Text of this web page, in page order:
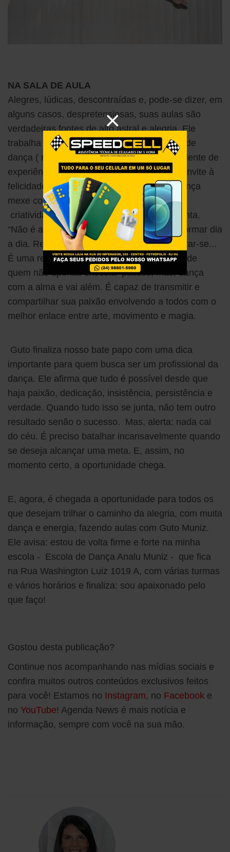
NA SALA DE AULA
Alegres, lúdicas, descontraídas e, pode-se dizer, em
alguns casos, despretensiosas, suas aulas são
verdadeiras fontes de alto astral e alegria. Ele
trabalha com Jazz, alongamento, aula livre de
dança ( ritmos ) para todos níveis, independente de
experiências passadas. As aulas são um convite à
felicidade e à leveza. Guto lembra que a dança
mexe com nosso emocional, memórias,
criatividade e sonhos. É uma arte, acrescenta.
“Não é apenas sobre se mexer. É se transformar dia
a dia. Redescobrir-se. Reinventar-se. Superar-se...
É uma realização.” Afirma com a sabedoria de
quem não apenas executa passos, mas, dança
com a alma e vai além. É capaz de transmitir e
compartilhar sua paixão envolvendo a todos com o
melhor enlace entre arte, movimento e magia.
Guto finaliza nosso bate papo com uma dica
importante para quem busca ser um profissional da
dança. Ele afirma que tudo é possível desde que
haja paixão, dedicação, insistência, persistência e
verdade. Quando tudo isso se junta, não tem outro
resultado senão o sucesso. Mas, alerta: nada cai
do céu. É preciso batalhar incansavelmente quando
se deseja alcançar uma meta. E, assim, no
momento certo, a oportunidade chega.
E, agora, é chegada a oportunidade para todos os
que desejam trilhar o caminho da alegria, com muita
dança e energia, fazendo aulas com Guto Muniz.
Ele avisa: estou de volta firme e forte na minha
escola - Escola de Dança Analu Muniz - que fica
na Rua Washington Luiz 1019 A, com várias turmas
e vários horários e finaliza: sou apaixonado pelo
que faço!
Gostou desta publicação?
Continue nos acompanhando nas mídias sociais e
confira muitos outros conteúdos exclusivos feitos
para você! Estamos no Instagram, no Facebook e
no YouTube! Agenda News é mais notícia e
informação, sempre com você na sua mão.